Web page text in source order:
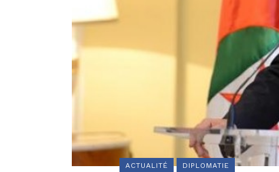
ACTUALITÉ DIPLOMATIE